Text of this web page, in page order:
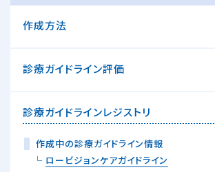
作成方法
診療ガイドライン評価
診療ガイドラインレジストリ
作成中の診療ガイドライン情報
└ ロービジョンケアガイドライン